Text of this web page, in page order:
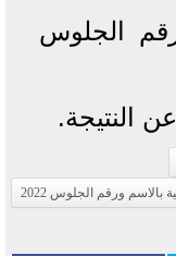
الجلوس
النتيجة.
بالاسم ورقم الجلوس 2022